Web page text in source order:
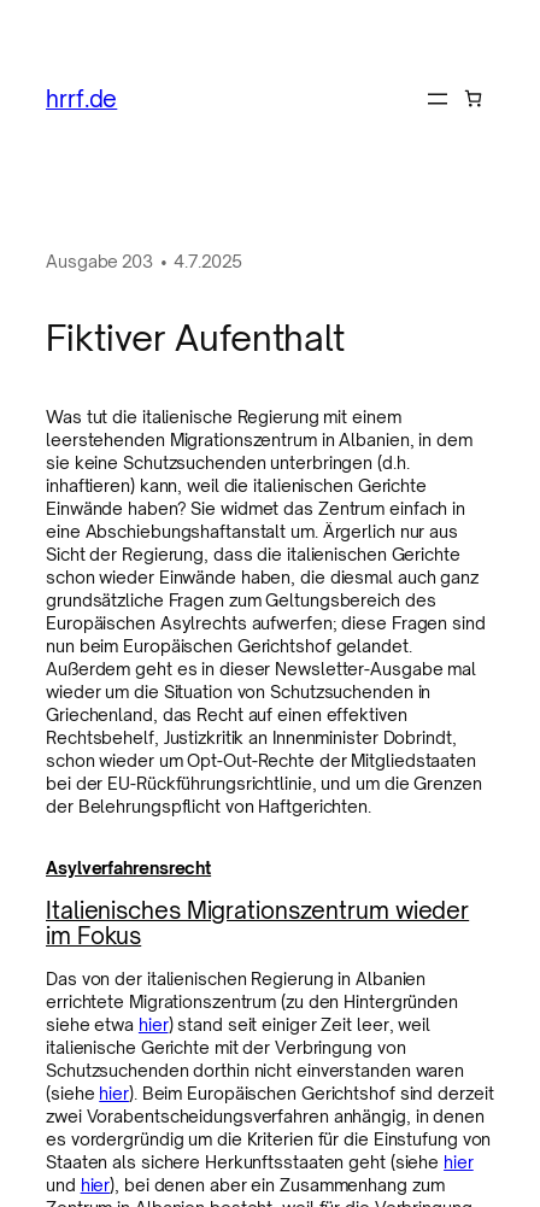
hrrf.de
Ausgabe 203•4.7.2025
Fiktiver Aufenthalt
Was tut die italienische Regierung mit einem
leerstehenden Migrationszentrum in Albanien, in dem
sie keine Schutzsuchenden unterbringen (d.h.
inhaftieren) kann, weil die italienischen Gerichte
Einwände haben? Sie widmet das Zentrum einfach in
eine Abschiebungshaftanstalt um. Ärgerlich nur aus
Sicht der Regierung, dass die italienischen Gerichte
schon wieder Einwände haben, die diesmal auch ganz
grundsätzliche Fragen zum Geltungsbereich des
Europäischen Asylrechts aufwerfen; diese Fragen sind
nun beim Europäischen Gerichtshof gelandet.
Außerdem geht es in dieser Newsletter-Ausgabe mal
wieder um die Situation von Schutzsuchenden in
Griechenland, das Recht auf einen effektiven
Rechtsbehelf, Justizkritik an Innenminister Dobrindt,
schon wieder um Opt-Out-Rechte der Mitgliedstaaten
bei der EU-Rückführungsrichtlinie, und um die Grenzen
der Belehrungspflicht von Haftgerichten.
Asylverfahrensrecht
Italienisches Migrationszentrum wieder
im Fokus
Das von der italienischen Regierung in Albanien
errichtete Migrationszentrum (zu den Hintergründen
siehe etwa hier) stand seit einiger Zeit leer, weil
italienische Gerichte mit der Verbringung von
Schutzsuchenden dorthin nicht einverstanden waren
(siehe hier). Beim Europäischen Gerichtshof sind derzeit
zwei Vorabentscheidungsverfahren anhängig, in denen
es vordergründig um die Kriterien für die Einstufung von
Staaten als sichere Herkunftsstaaten geht (siehe hier
und hier), bei denen aber ein Zusammenhang zum